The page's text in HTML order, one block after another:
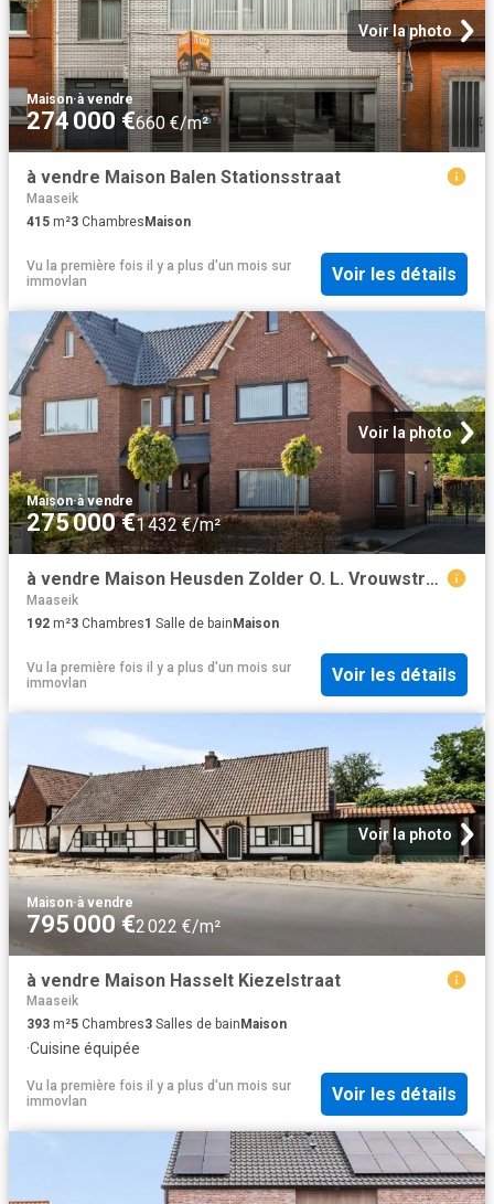
Voir la photo
Maison·à vendre
274 000 €660 €/m²
à vendre Maison Balen Stationsstraat
Maaseik
415 m²3 Chambres Maison
Vu la première fois il y a plus d'un mois sur
immovlan
Voir les détails
Voir la photo
Maison·à vendre
275 000 €1 432 €/m²
à vendre Maison Heusden Zolder O. L. Vrouwstraat
Maaseik
192 m²3 Chambres1 Salle de bainMaison
Vu la première fois il y a plus d'un mois sur
immovlan
Voir les détails
Voir la photo
Maison·à vendre
795 000 €2 022 €/m²
à vendre Maison Hasselt Kiezelstraat
Maaseik
393 m²5 Chambres3 Salles de bain Maison
·Cuisine équipée
Vu la première fois il y a plus d'un mois sur
immovlan
Voir les détails